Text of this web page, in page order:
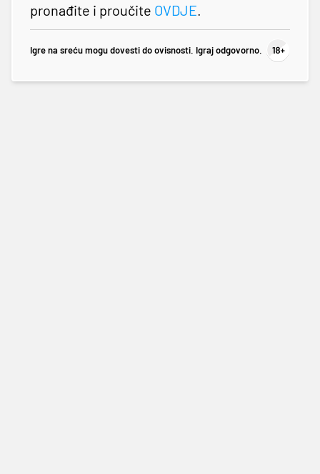
pronađite i proučite OVDJE.
Igre na sreću mogu dovesti do ovisnosti. Igraj odgovorno.